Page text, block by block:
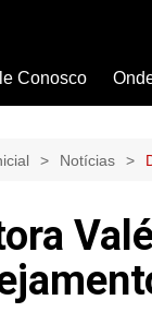
Conosco
Notícias